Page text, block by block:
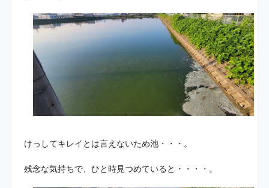
けっしてキレイとは言えないため池・・・。
残念な気持ちで、ひと時見つめていると・・・・。